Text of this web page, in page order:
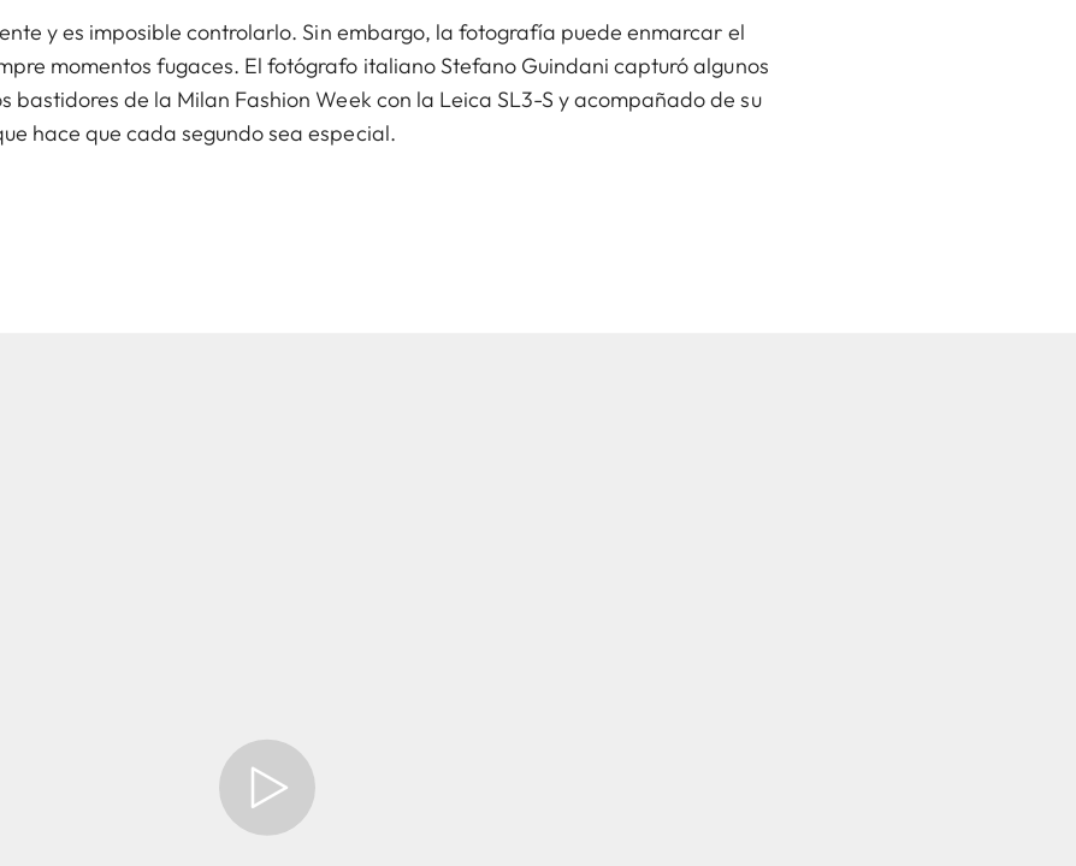
y es imposible controlarlo. Sin embargo, la fotografía puede enmarcar el
momentos fugaces. El fotógrafo italiano Stefano Guindani capturó algunos
bastidores de la Milan Fashion Week con la Leica SL3-S y acompañado de su
hace que cada segundo sea especial.